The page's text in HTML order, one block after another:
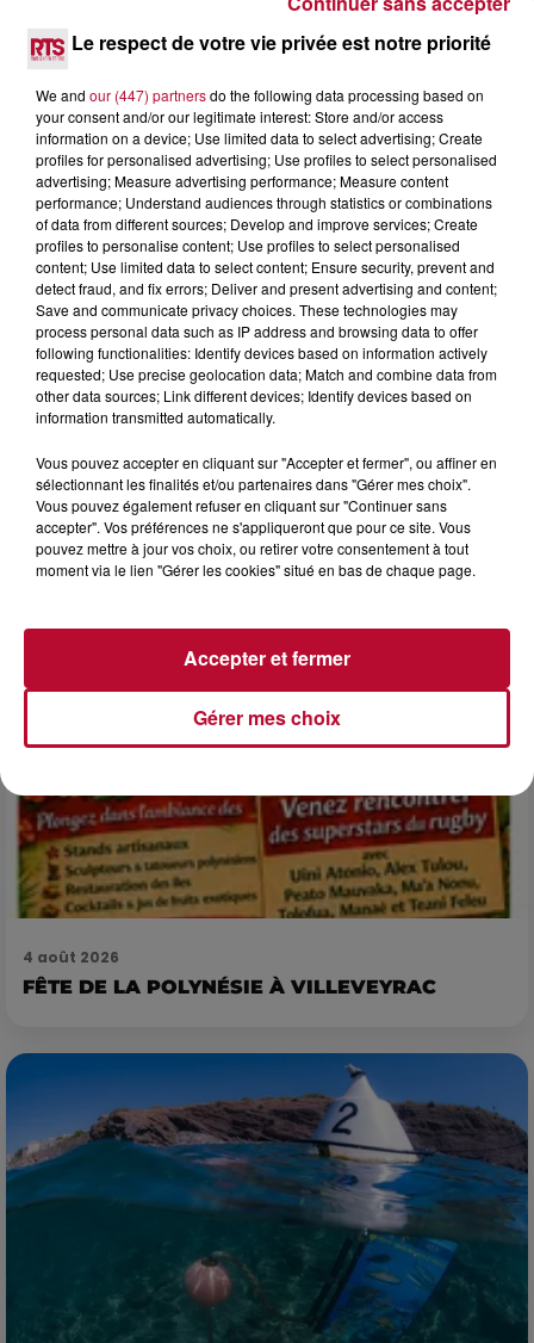
DINER CONCERT À LA MJC DE MARSEILLAN
NÎMES : « LE RÊVE DU GLADIATEUR » INVESTIT
LES ARÈNES CES 3...
Après un franc succès l'été dernier, le spectacle « Le Rêve
du gladiateur » revient illuminer l'amphithéâtre romain les 6,
7 et 8 août. Une fresque nocturne...
4 août 2026
FÊTE DE LA POLYNÉSIE À VILLEVEYRAC
Le respect de votre vie privée est notre priorité
We and our (447) partnersdo the following data processing based on
your consent and/or our legitimate interest: Store and/or access
information on a device; Use limited data to select advertising; Create
profiles for personalised advertising; Use profiles to select personalised
advertising; Measure advertising performance; Measure content
performance; Understand audiences through statistics or combinations
of data from different sources; Develop and improve services; Create
profiles to personalise content; Use profiles to select personalised
content; Use limited data to select content; Ensure security, prevent and
detect fraud, and fix errors; Deliver and present advertising and content;
Save and communicate privacy choices. These technologies may
process personal data such as IP address and browsing data to offer
following functionalities: Identify devices based on information actively
requested; Use precise geolocation data; Match and combine data from
other data sources; Link different devices; Identify devices based on
information transmitted automatically.
Vous pouvez accepter en cliquant sur "Accepter et fermer", ou affiner en
sélectionnant les finalités et/ou partenaires dans "Gérer mes choix".
Vous pouvez également refuser en cliquant sur "Continuer sans
accepter". Vos préférences ne s'appliqueront que pour ce site. Vous
pouvez mettre à jour vos choix, ou retirer votre consentement à tout
moment via le lien "Gérer les cookies" situé en bas de chaque page.
Gérer mes choix
Accepter et fermer